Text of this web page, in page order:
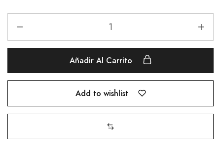
Añadir Al Carrito
Add to wishlist